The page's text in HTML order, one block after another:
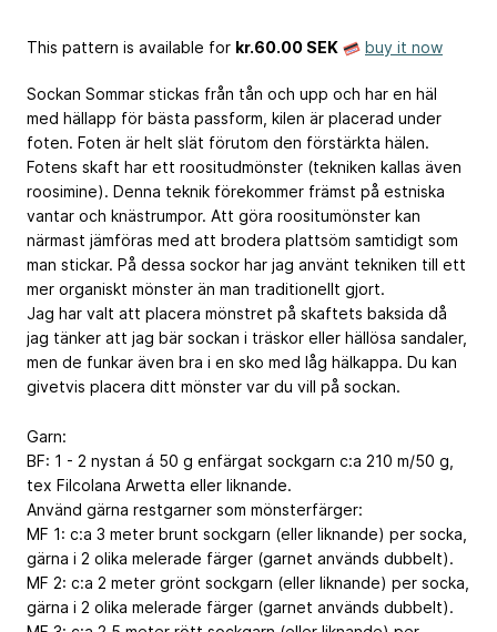
This pattern is available for kr.60.00 SEK buy it now
Sockan Sommar stickas från tån och upp och har en häl
med hällapp för bästa passform, kilen är placerad under
foten. Foten är helt slät förutom den förstärkta hälen.
Fotens skaft har ett roositudmönster (tekniken kallas även
roosimine). Denna teknik förekommer främst på estniska
vantar och knästrumpor. Att göra roositumönster kan
närmast jämföras med att brodera plattsöm samtidigt som
man stickar. På dessa sockor har jag använt tekniken till ett
mer organiskt mönster än man traditionellt gjort.
Jag har valt att placera mönstret på skaftets baksida då
jag tänker att jag bär sockan i träskor eller hällösa sandaler,
men de funkar även bra i en sko med låg hälkappa. Du kan
givetvis placera ditt mönster var du vill på sockan.
Garn:
BF: 1 - 2 nystan á 50 g enfärgat sockgarn c:a 210 m/50 g,
tex Filcolana Arwetta eller liknande.
Använd gärna restgarner som mönsterfärger:
MF 1: c:a 3 meter brunt sockgarn (eller liknande) per socka,
gärna i 2 olika melerade färger (garnet används dubbelt).
MF 2: c:a 2 meter grönt sockgarn (eller liknande) per socka,
gärna i 2 olika melerade färger (garnet används dubbelt).